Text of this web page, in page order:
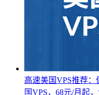
高速美国VPS推荐
国VPS，68元/月起